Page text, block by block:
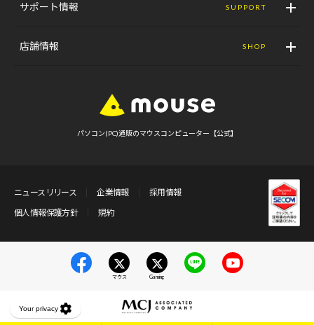
サポート情報 SUPPORT
店舗情報 SHOP
パソコン(PC)通販のマウスコンピューター【公式】
ニュースリリース 企業情報
採用情報
個人情報保護方針
規約
マウス Gaming